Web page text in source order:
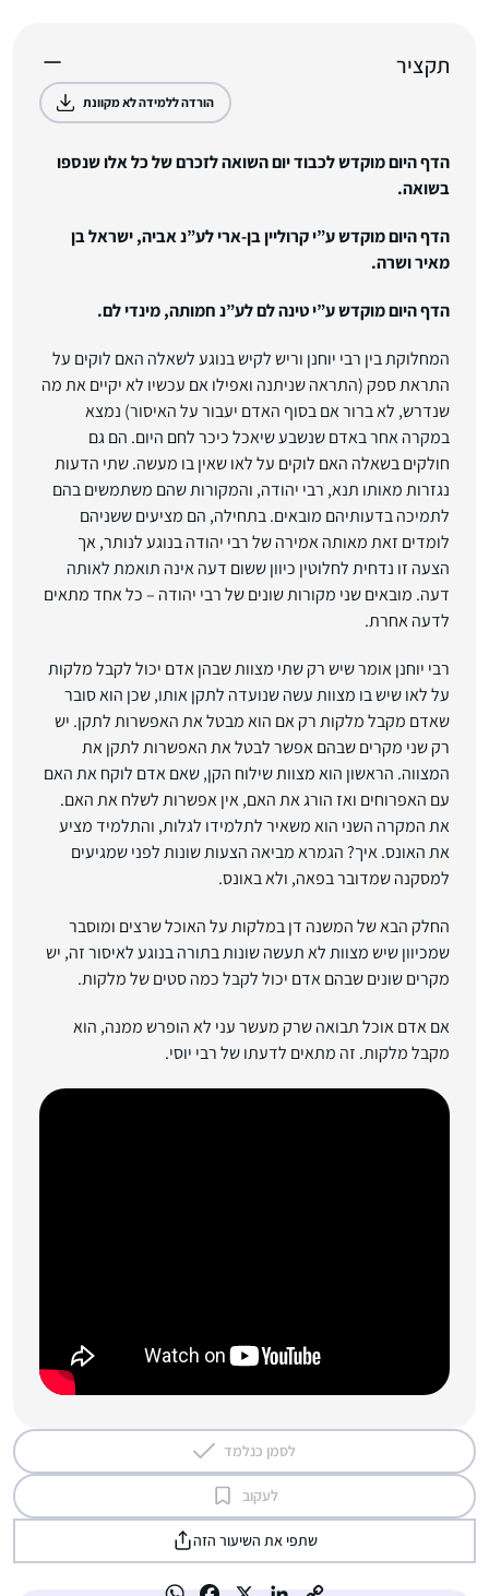
תקציר
הורדה ללמידה לא מקוונת
הדף היום מוקדש לכבוד יום השואה לזכרם של כל אלו שנספו
בשואה.
הדף היום מוקדש ע”י קרוליין בן-ארי לע”נ אביה, ישראל בן
מאיר ושרה.
הדף היום מוקדש ע”י טינה לם לע”נ חמותה, מינדי לם.
המחלוקת בין רבי יוחנן וריש לקיש בנוגע לשאלה האם לוקים על
התראת ספק (התראה שניתנה ואפילו אם עכשיו לא יקיים את מה
שנדרש, לא ברור אם בסוף האדם יעבור על האיסור) נמצא
במקרה אחר באדם שנשבע שיאכל כיכר לחם היום. הם גם
חולקים בשאלה האם לוקים על לאו שאין בו מעשה. שתי הדעות
נגזרות מאותו תנא, רבי יהודה, והמקורות שהם משתמשים בהם
לתמיכה בדעותיהם מובאים. בתחילה, הם מציעים ששניהם
לומדים זאת מאותה אמירה של רבי יהודה בנוגע לנותר, אך
הצעה זו נדחית לחלוטין כיוון ששום דעה אינה תואמת לאותה
דעה. מובאים שני מקורות שונים של רבי יהודה – כל אחד מתאים
לדעה אחרת.
רבי יוחנן אומר שיש רק שתי מצוות שבהן אדם יכול לקבל מלקות
על לאו שיש בו מצוות עשה שנועדה לתקן אותו, שכן הוא סובר
שאדם מקבל מלקות רק אם הוא מבטל את האפשרות לתקן. יש
רק שני מקרים שבהם אפשר לבטל את האפשרות לתקן את
המצווה. הראשון הוא מצוות שילוח הקן, שאם אדם לוקח את האם
עם האפרוחים ואז הורג את האם, אין אפשרות לשלח את האם.
את המקרה השני הוא משאיר לתלמידו לגלות, והתלמיד מציע
את האונס. איך? הגמרא מביאה הצעות שונות לפני שמגיעים
למסקנה שמדובר בפאה, ולא באונס.
החלק הבא של המשנה דן במלקות על האוכל שרצים ומוסבר
שמכיוון שיש מצוות לא תעשה שונות בתורה בנוגע לאיסור זה, יש
מקרים שונים שבהם אדם יכול לקבל כמה סטים של מלקות.
אם אדם אוכל תבואה שרק מעשר עני לא הופרש ממנה, הוא
מקבל מלקות. זה מתאים לדעתו של רבי יוסי.
לסמן כנלמד
לעקוב
שתפי את השיעור הזה